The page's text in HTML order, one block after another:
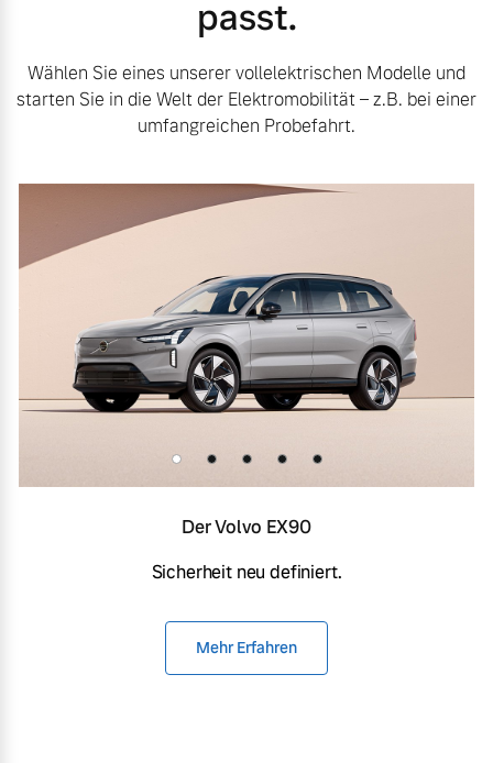
passt.
Wählen Sie eines unserer vollelektrischen Modelle und
starten Sie in die Welt der Elektromobilität – z.B. bei einer
umfangreichen Probefahrt.
Der Volvo EX90
Sicherheit neu definiert.
Mehr Erfahren